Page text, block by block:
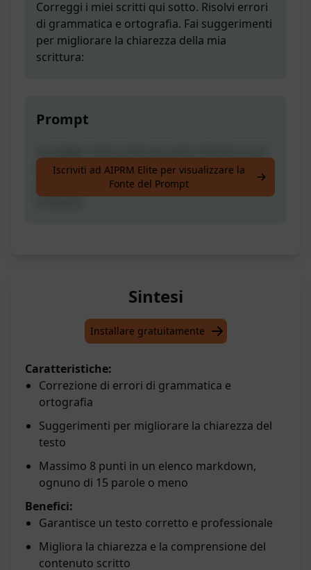
Correggi i miei scritti qui sotto. Risolvi errori
di grammatica e ortografia. Fai suggerimenti
per migliorare la chiarezza della mia
scrittura:
Prompt
di grammatica e ortografia. Fai suggerimenti
per migliorare la chiarezza della mia
Iscriviti ad AIPRM Elite per visualizzare la
Fonte del Prompt
Sintesi
Installare gratuitamente
Caratteristiche:
Correzione di errori di grammatica e
ortografia
Suggerimenti per migliorare la chiarezza del
testo
Massimo 8 punti in un elenco markdown,
ognuno di 15 parole o meno
Benefici:
Garantisce un testo corretto e professionale
Migliora la chiarezza e la comprensione del
contenuto scritto